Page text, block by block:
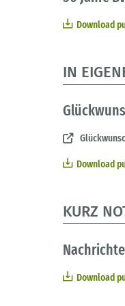
Download
IN
Download
KURZ
Download